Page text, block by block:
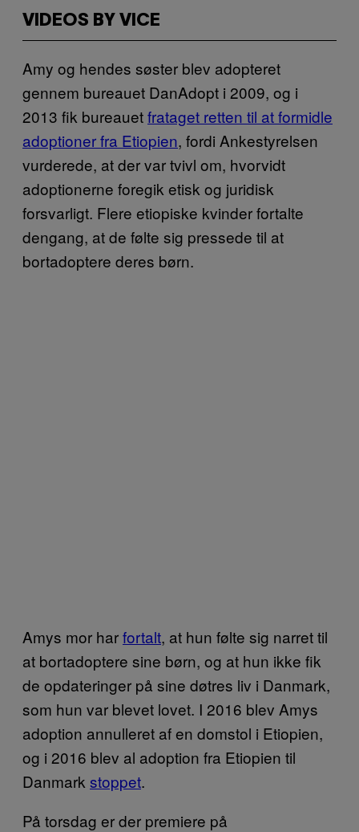
VIDEOS BY VICE
Amy og hendes søster blev adopteret
gennem bureauet DanAdopt i 2009, og i
2013 fik bureauetfrataget retten til at formidle
adoptioner fra Etiopien, fordi Ankestyrelsen
vurderede, at der var tvivl om, hvorvidt
adoptionerne foregik etisk og juridisk
forsvarligt. Flere etiopiske kvinder fortalte
dengang, at de følte sig pressede til at
bortadoptere deres børn.
Amys mor harfortalt, at hun følte sig narret til
at bortadoptere sine børn, og at hun ikke fik
de opdateringer på sine døtres liv i Danmark,
som hun var blevet lovet. I 2016 blev Amys
adoption annulleret af en domstol i Etiopien,
og i 2016 blev al adoption fra Etiopien til
Danmark stoppet.
På torsdag er der premiere på